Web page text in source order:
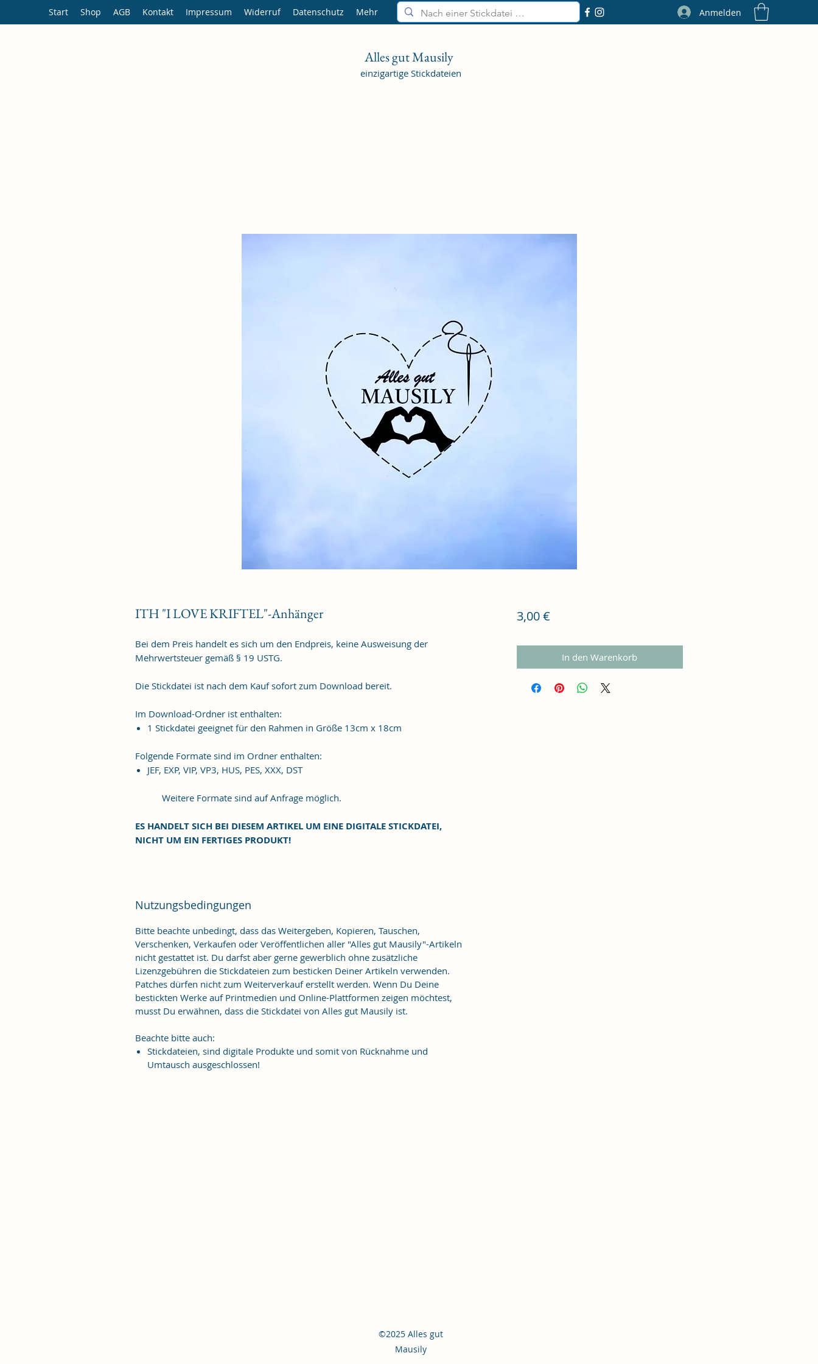
Alles gut Mausily
einzigartige Stickdateien
Start Shop AGB Kontakt Impressum Widerruf Datenschutz Mehr Anmelden
ITH "I LOVE KRIFTEL"-Anhänger
Bei dem Preis handelt es sich um den Endpreis, keine Ausweisung der
Mehrwertsteuer gemäß § 19 USTG.
Die Stickdatei ist nach dem Kauf sofort zum Download bereit.
Im Download-Ordner ist enthalten:
1 Stickdatei geeignet für den Rahmen in Größe 13cm x 18cm
Folgende Formate sind im Ordner enthalten:
JEF, EXP, VIP, VP3, HUS, PES, XXX, DST
Weitere Formate sind auf Anfrage möglich.
ES HANDELT SICH BEI DIESEM ARTIKEL UM EINE DIGITALE STICKDATEI,
NICHT UM EIN FERTIGES PRODUKT!
Nutzungsbedingungen
Bitte beachte unbedingt, dass das Weitergeben, Kopieren, Tauschen,
Verschenken, Verkaufen oder Veröffentlichen aller "Alles gut Mausily"-Artikeln
nicht gestattet ist. Du darfst aber gerne gewerblich ohne zusätzliche
Lizenzgebühren die Stickdateien zum besticken Deiner Artikeln verwenden.
Patches dürfen nicht zum Weiterverkauf erstellt werden. Wenn Du Deine
bestickten Werke auf Printmedien und Online-Plattformen zeigen möchtest,
musst Du erwähnen, dass die Stickdatei von Alles gut Mausily ist.
Beachte bitte auch:
Stickdateien, sind digitale Produkte und somit von Rücknahme und
Umtausch ausgeschlossen!
3,00 €Preis
In den Warenkorb
©2025 Alles gut
Mausily